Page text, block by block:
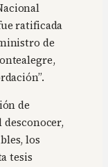
ratificada
de
de
desconocer,
los
tesis